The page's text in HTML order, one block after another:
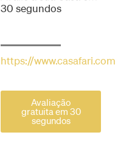
30 segundos
https://www.casafari.com
Avaliação
gratuita em 30
segundos